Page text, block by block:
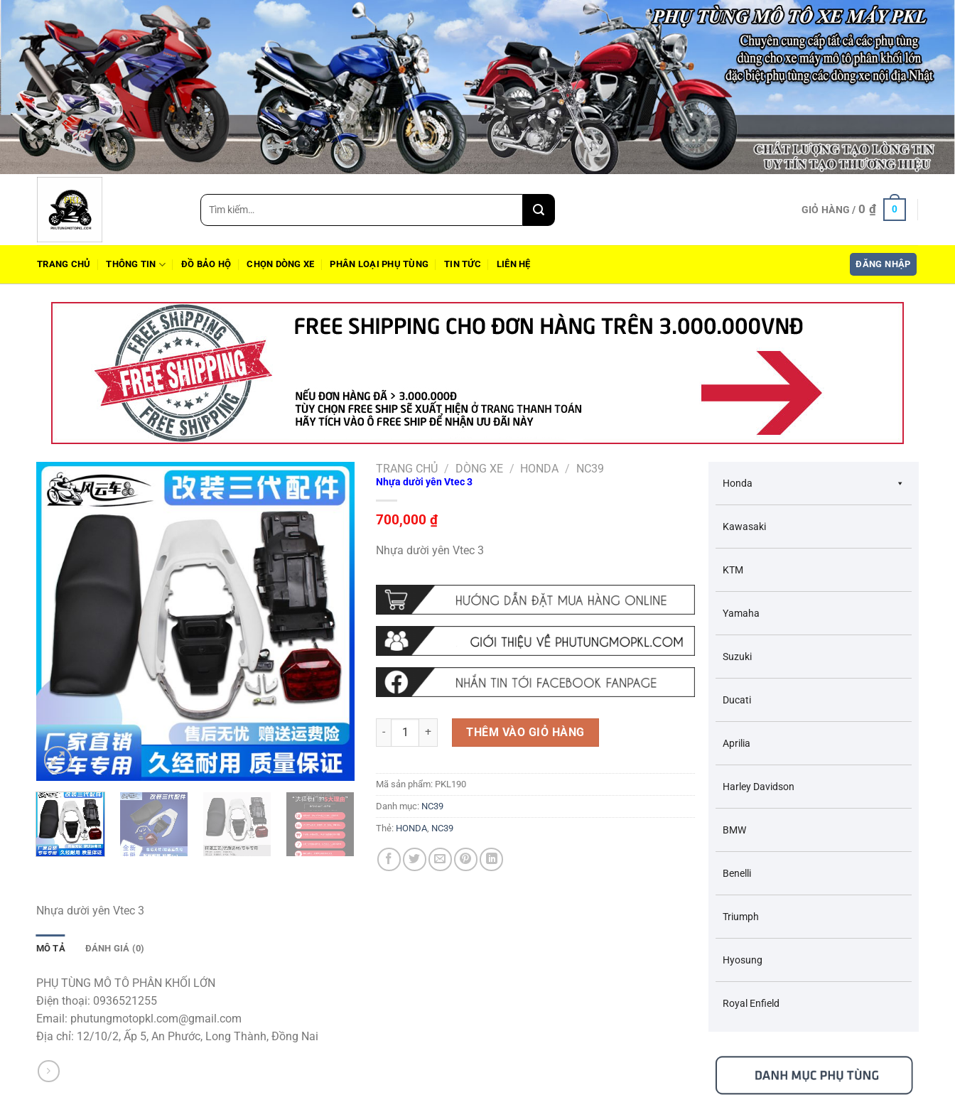
Tìm
kiếm:
GIỎ HÀNG / 0 ₫ 0
TRANG CHỦ THÔNG TIN ĐỒ BẢO HỘ CHỌN DÒNG XE PHÂN LOẠI PHỤ TÙNG TIN TỨC LIÊN HỆ ĐĂNG NHẬP
TRANG CHỦ / DÒNG XE / HONDA / NC39
Nhựa dười yên Vtec 3
700,000₫
Nhựa dười yên Vtec 3
Nhựa dười yên Vtec 3 số lượngTHÊM VÀO GIỎ HÀNG
Mã sản phẩm: PKL190
Danh mục: NC39
Thẻ: HONDA NC39
Nhựa dười yên Vtec 3
MÔ TẢ ĐÁNH GIÁ (0)
PHỤ TÙNG MÔ TÔ PHÂN KHỐI LỚN
Điện thoại: 0936521255
Email: phutungmotopkl.com@gmail.com
Địa chỉ: 12/10/2, Ấp 5, An Phước, Long Thành, Đồng Nai
Honda
Kawasaki
KTM
Yamaha
Suzuki
Ducati
Aprilia
Harley Davidson
BMW
Benelli
Triumph
Hyosung
Royal Enfield